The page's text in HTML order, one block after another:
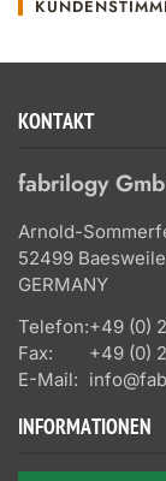
KONTAKT
fabrilogy
Arnold-
52499
GERMANY
Telefon:+49 (0)
Fax:
+49 (0)
E-Mail:
INFORMATIONEN